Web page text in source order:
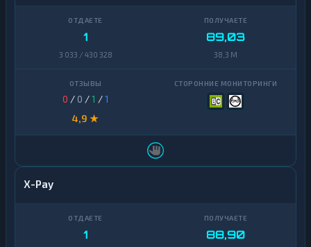
1
3 033 / 430 328
89,03
38,3 M
0 / 0 /1 /1
4,9 ★
X-Pay
1 88,90